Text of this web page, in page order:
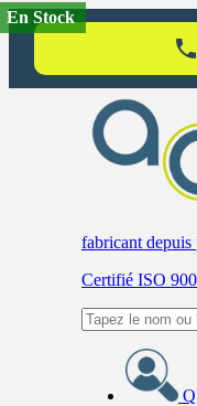
fabricant depuis
Certifié ISO
En Stock